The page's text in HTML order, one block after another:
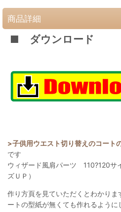
商品詳細
■ ダウンロード
>子供用ウエスト切り替えのコート
です
ウィザード風肩パーツ 110?120
ズＵＰ）
作り方頁を見ていただくとわかりま
ートの型紙が無くても作れるように